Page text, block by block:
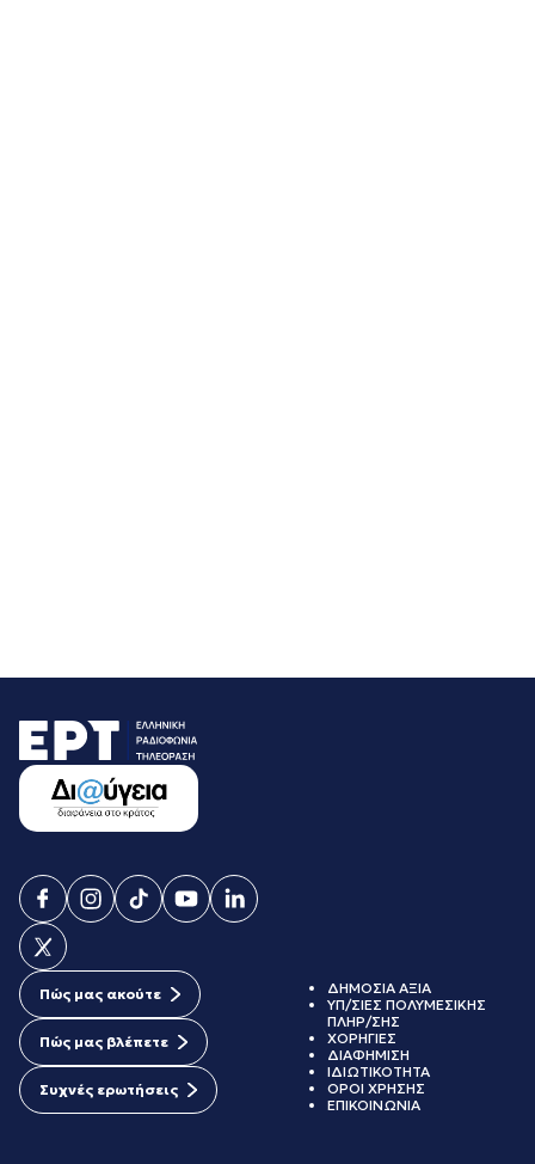
Πώς μας ακούτε
Πώς μας βλέπετε
Συχνές ερωτήσεις
ΔΗΜΟΣΙΑ ΑΞΙΑ
ΥΠ/ΣΙΕΣ ΠΟΛΥΜΕΣΙΚΗΣ
ΠΛΗΡ/ΣΗΣ
ΧΟΡΗΓΙΕΣ
ΔΙΑΦΗΜΙΣΗ
ΙΔΙΩΤΙΚΟΤΗΤΑ
ΟΡΟΙ ΧΡΗΣΗΣ
ΕΠΙΚΟΙΝΩΝΙΑ